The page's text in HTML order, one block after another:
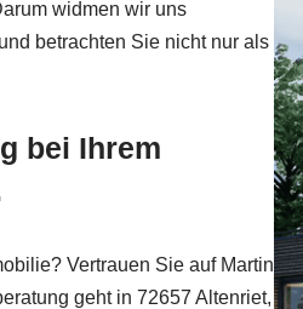
widmen wir uns
betrachten Sie nicht nur als
bei Ihrem
Vertrauen Sie auf Martin
geht in 72657 Altenriet,